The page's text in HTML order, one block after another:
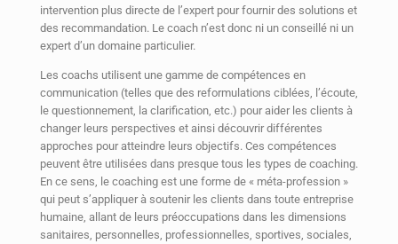
intervention plus directe de l’expert pour fournir des solutions et
des recommandation. Le coach n’est donc ni un conseillé ni un
expert d’un domaine particulier.
Les coachs utilisent une gamme de compétences en
communication (telles que des reformulations ciblées, l’écoute,
le questionnement, la clarification, etc.) pour aider les clients à
changer leurs perspectives et ainsi découvrir différentes
approches pour atteindre leurs objectifs. Ces compétences
peuvent être utilisées dans presque tous les types de coaching.
En ce sens, le coaching est une forme de « méta-profession »
qui peut s’appliquer à soutenir les clients dans toute entreprise
humaine, allant de leurs préoccupations dans les dimensions
sanitaires, personnelles, professionnelles, sportives, sociales,